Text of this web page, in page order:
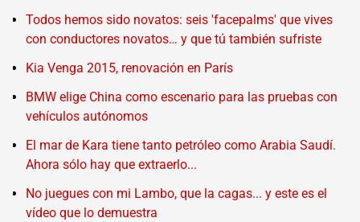
Todos hemos sido novatos: seis 'facepalms' que vives
con conductores novatos… y que tú también sufriste
Kia Venga 2015, renovación en París
BMW elige China como escenario para las pruebas con
vehículos autónomos
El mar de Kara tiene tanto petróleo como Arabia Saudí.
Ahora sólo hay que extraerlo...
No juegues con mi Lambo, que la cagas... y este es el
vídeo que lo demuestra